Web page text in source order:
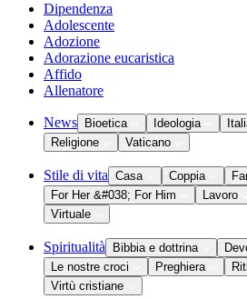
Dipendenza
Adolescente
Adozione
Adorazione eucaristica
Affido
Allenatore
News Bioetica Ideologia
Religione
Vaticano
Stile di vita Casa Coppia
For Her &#038; For Him
Lavoro
Virtuale
Spiritualità Bibbia e dottrina
Le nostre croci
Preghiera Riti
Virtù cristiane